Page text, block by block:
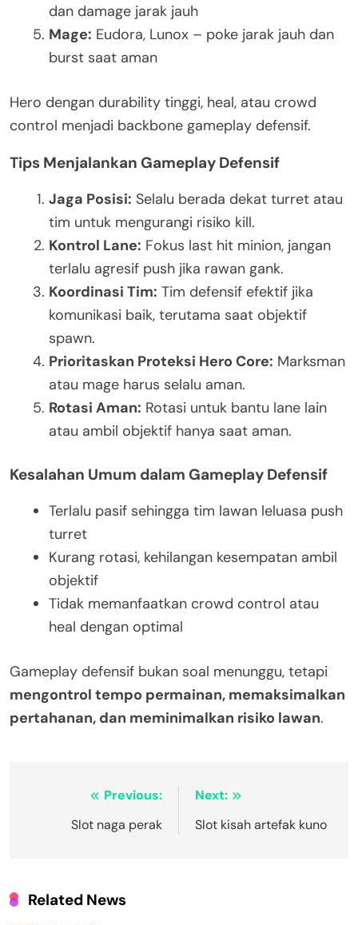
dan damage jarak jauh
Mage: Eudora, Lunox – poke jarak jauh dan
burst saat aman
Hero dengan durability tinggi, heal, atau crowd
control menjadi backbone gameplay defensif.
Tips Menjalankan Gameplay Defensif
Jaga Posisi: Selalu berada dekat turret atau
tim untuk mengurangi risiko kill.
Kontrol Lane: Fokus last hit minion, jangan
terlalu agresif push jika rawan gank.
Koordinasi Tim: Tim defensif efektif jika
komunikasi baik, terutama saat objektif
spawn.
Prioritaskan Proteksi Hero Core: Marksman
atau mage harus selalu aman.
Rotasi Aman: Rotasi untuk bantu lane lain
atau ambil objektif hanya saat aman.
Kesalahan Umum dalam Gameplay Defensif
Terlalu pasif sehingga tim lawan leluasa push
turret
Kurang rotasi, kehilangan kesempatan ambil
objektif
Tidak memanfaatkan crowd control atau
heal dengan optimal
Gameplay defensif bukan soal menunggu, tetapi
mengontrol tempo permainan, memaksimalkan
pertahanan, dan meminimalkan risiko lawan.
navigation
Previous:
Slot naga perak
Next:
Slot kisah artefak kuno
Related News